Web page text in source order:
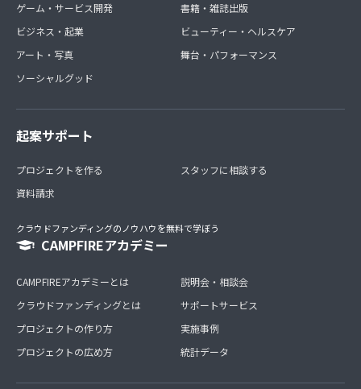
ゲーム・サービス開発
ビジネス・起業
アート・写真
ソーシャルグッド
書籍・雑誌出版
ビューティー・ヘルスケア
舞台・パフォーマンス
起案サポート
プロジェクトを作る
資料請求
スタッフに相談する
クラウドファンディングのノウハウを無料で学ぼう
CAMPFIREアカデミー
CAMPFIREアカデミーとは
クラウドファンディングとは
プロジェクトの作り方
プロジェクトの広め方
説明会・相談会
サポートサービス
実施事例
統計データ